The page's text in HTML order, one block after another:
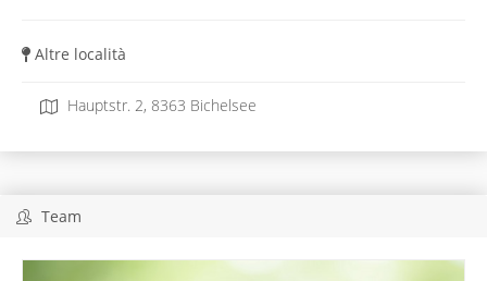
Altre località
Hauptstr. 2, 8363 Bichelsee
Team